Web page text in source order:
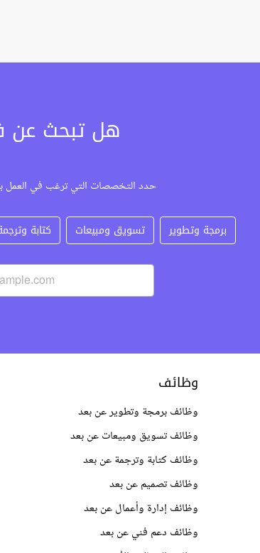
هل تبحث عن
حدد التخصصات التي ترغب في العمل
برمجة وتطوير تسويق ومبيعات كتابة
وظائف
وظائف برمجة وتطوير عن بعد
وظائف تسويق ومبيعات عن بعد
وظائف كتابة وترجمة عن بعد
وظائف تصميم عن بعد
وظائف إدارة وأعمال عن بعد
وظائف دعم فني عن بعد